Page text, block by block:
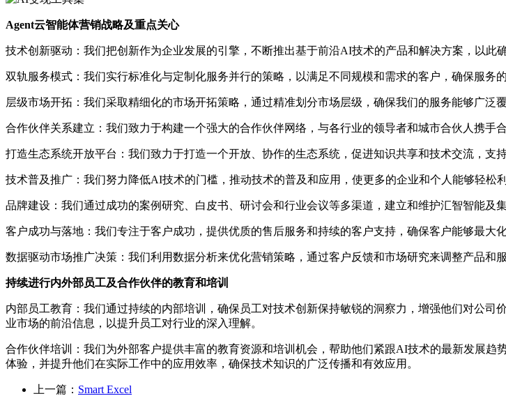
Agent云智能体营销战略及重点关心
技术创新驱动：我们把创新作为企业发展的引擎，不断推出基于前沿AI技术的产品和解决方案，以此
双轨服务模式：我们实行标准化与定制化服务并行的策略，以满足不同规模和需求的客户，确保服务
层级市场开拓：我们采取精细化的市场开拓策略，通过精准划分市场层级，确保我们的服务能够广泛
合作伙伴关系建立：我们致力于构建一个强大的合作伙伴网络，与各行业的领导者和城市合伙人携手
打造生态系统开放平台：我们致力于打造一个开放、协作的生态系统，促进知识共享和技术交流，支
技术普及推广：我们努力降低AI技术的门槛，推动技术的普及和应用，使更多的企业和个人能够轻松
品牌建设：我们通过成功的案例研究、白皮书、研讨会和行业会议等多渠道，建立和维护汇智智能及
客户成功与落地：我们专注于客户成功，提供优质的售后服务和持续的客户支持，确保客户能够最大
数据驱动市场推广决策：我们利用数据分析来优化营销策略，通过客户反馈和市场研究来调整产品和
持续进行内外部员工及合作伙伴的教育和培训
内部员工教育：我们通过持续的内部培训，确保员工对技术创新保持敏锐的洞察力，增强他们对公
业市场的前沿信息，以提升员工对行业的深入理解。
合作伙伴培训：我们为外部客户提供丰富的教育资源和培训机会，帮助他们紧跟AI技术的最新发展
体验，并提升他们在实际工作中的应用效率，确保技术知识的广泛传播和有效应用。
上一篇： Smart Excel